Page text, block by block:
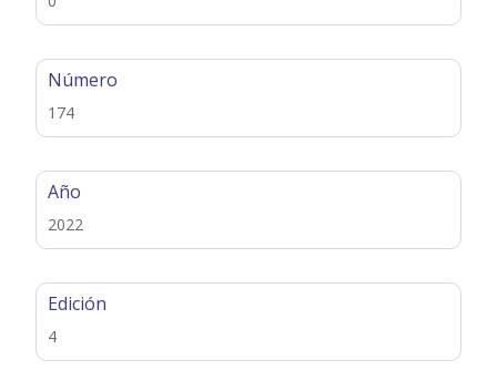
Número
174
Año
2022
Edición
4